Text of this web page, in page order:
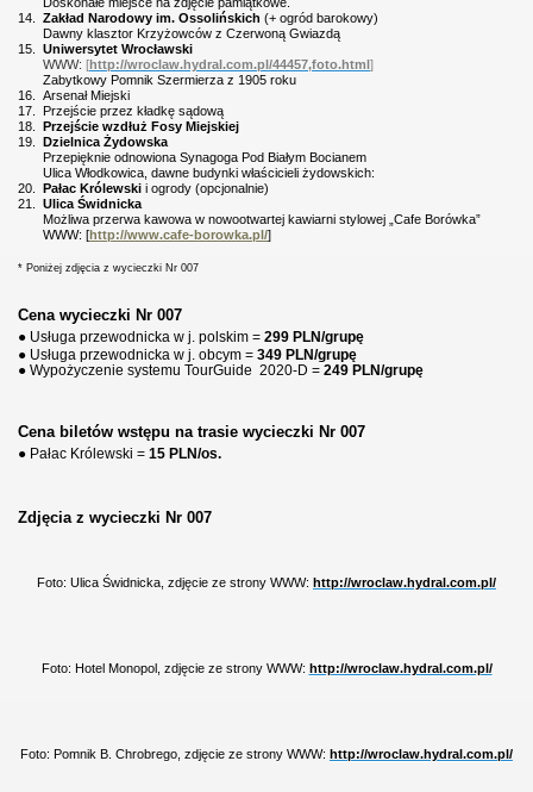
14.
Zakład Narodowy im. Ossolińskich (+ ogród barokowy)
Dawny klasztor Krzyżowców z Czerwoną Gwiazdą
15.
Uniwersytet Wrocławski
WWW: [http://wroclaw.hydral.com.pl/44457,foto.html]
Zabytkowy Pomnik Szermierza z 1905 roku
16.
Arsenał Miejski
17.
Przejście przez kładkę sądową
18.
Przejście wzdłuż Fosy Miejskiej
19.
Dzielnica Żydowska
Przepięknie odnowiona Synagoga Pod Białym Bocianem
Ulica Włodkowica, dawne budynki właścicieli żydowskich:
20.
Pałac Królewski i ogrody (opcjonalnie)
21.
Ulica Świdnicka
Możliwa przerwa kawowa w nowootwartej kawiarni stylowej „Cafe Borówka”
WWW: [http://www.cafe-borowka.pl/]
* Poniżej zdjęcia z wycieczki Nr 007
Cena wycieczki Nr 007
● Usługa przewodnicka w j. polskim = 299 PLN/grupę
● Usługa przewodnicka w j. obcym = 349 PLN/grupę
● Wypożyczenie systemu TourGuide 2020-D = 249 PLN/grupę
Cena biletów wstępu na trasie wycieczki Nr 007
● Pałac Królewski = 15 PLN/os.
Zdjęcia z wycieczki Nr 007
Foto: Ulica Świdnicka, zdjęcie ze strony WWW: http://wroclaw.hydral.com.pl/
Foto: Hotel Monopol, zdjęcie ze strony WWW: http://wroclaw.hydral.com.pl/
Foto: Pomnik B. Chrobrego, zdjęcie ze strony WWW: http://wroclaw.hydral.com.pl/